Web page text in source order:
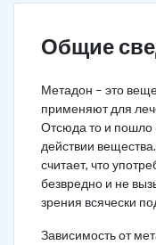
Общие
Метадон – это
применяют для
Отсюда то и пошло
действии
считает, что
безвредно и не
зрения всячески
Зависимость от